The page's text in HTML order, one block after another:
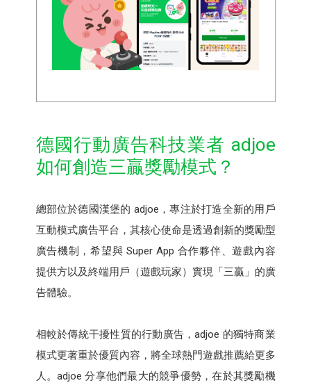
德國行動廣告科技業者 adjoe
如何創造三贏獎勵模式？
總部位於德國漢堡的 adjoe，專注於打造全新的用戶
互動模式廣告平台，其核心使命是透過創新的獎勵型
廣告機制，希望與 Super App 合作夥伴、遊戲內容
提供方以及終端用戶（遊戲玩家）實現「三贏」的廣
告體驗。
相較於傳統干擾性質的行動廣告，adjoe 的獨特商業
模式更著重於優質內容，將全球熱門遊戲推薦給更多
人。adjoe 分享他們最大的競爭優勢，在於其獎勵機